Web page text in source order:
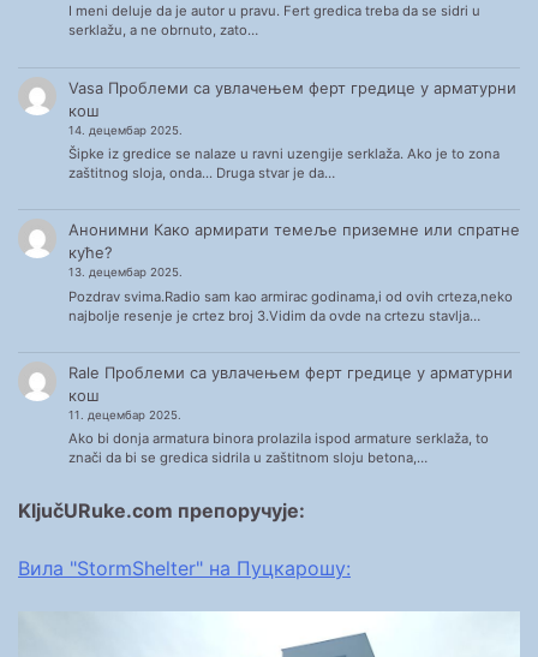
I meni deluje da je autor u pravu. Fert gredica treba da se sidri u
serklažu, a ne obrnuto, zato…
Vasa Проблеми са увлачењем ферт гредице у арматурни
кош
14. децембар 2025.
Šipke iz gredice se nalaze u ravni uzengije serklaža. Ako je to zona
zaštitnog sloja, onda... Druga stvar je da…
Анонимни Како армирати темеље приземне или спратне
куће?
13. децембар 2025.
Pozdrav svima.Radio sam kao armirac godinama,i od ovih crteza,neko
najbolje resenje je crtez broj 3.Vidim da ovde na crtezu stavlja…
Rale Проблеми са увлачењем ферт гредице у арматурни
кош
11. децембар 2025.
Ako bi donja armatura binora prolazila ispod armature serklaža, to
znači da bi se gredica sidrila u zaštitnom sloju betona,…
KljučURuke.com препоручује:
Вила "StormShelter" на Пуцкарошу: